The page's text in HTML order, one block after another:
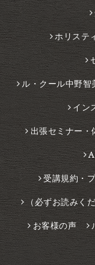
ホリステ
ル・クール中野智
イン
出張セミナー・
受講規約・
（必ずお読みく
お客様の声